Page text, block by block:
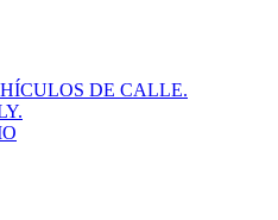
DE CALLE.